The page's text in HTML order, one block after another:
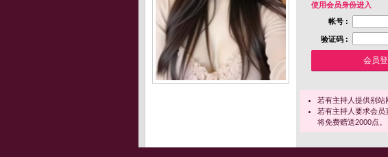
使用会员身份进入
帐号 :
验证码 :
若有主持人提供别站
若有主持人要求会员
将免费赠送2000点。